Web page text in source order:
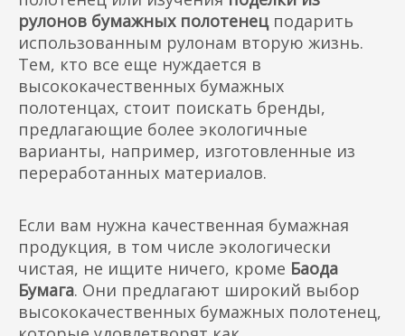
рулонов бумажных полотенецподарить
использованным рулонам вторую жизнь.
Тем, кто все еще нуждается в
высококачественных бумажных
полотенцах, стоит поискать бренды,
предлагающие более экологичные
варианты, например, изготовленные из
переработанных материалов.
Если вам нужна качественная бумажная
продукция, в том числе экологически
чистая, не ищите ничего, кроме Баода
Бумага. Они предлагают широкий выбор
высококачественных бумажных полотенец,